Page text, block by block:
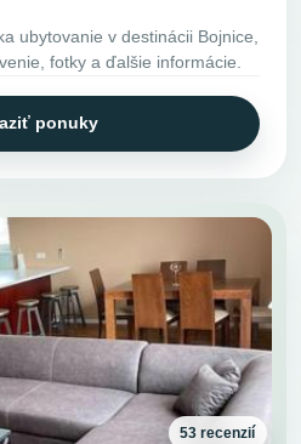
ubytovanie v destinácii Bojnice,
fotky a ďalšie informácie.
ponuky
53 recenzií